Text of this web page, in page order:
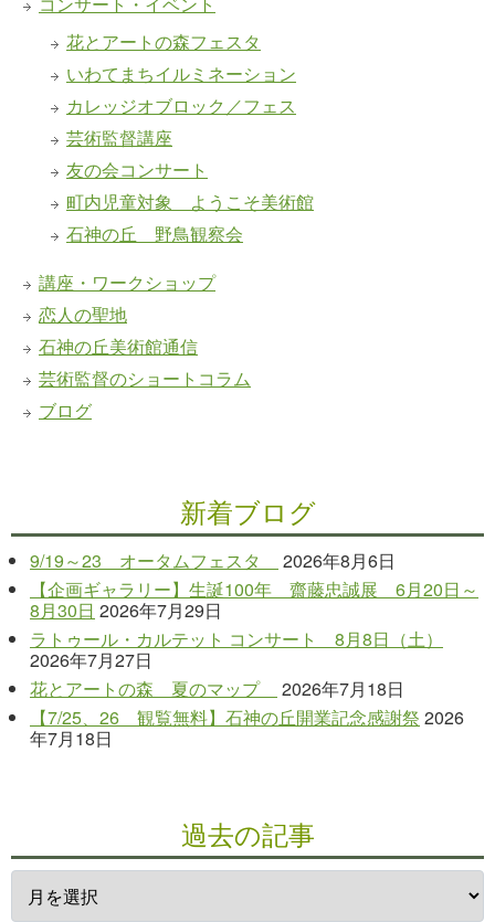
花とアートの森フェスタ
いわてまちイルミネーション
カレッジオブロック／フェス
芸術監督講座
友の会コンサート
町内児童対象 ようこそ美術館
石神の丘 野鳥観察会
講座・ワークショップ
恋人の聖地
石神の丘美術館通信
芸術監督のショートコラム
ブログ
新着ブログ
9/19～23 オータムフェスタ
2026年8月6日
【企画ギャラリー】生誕100年 齋藤忠誠展 6月20日～
8月30日 2026年7月29日
ラトゥール・カルテット コンサート 8月8日（土）
2026年7月27日
花とアートの森 夏のマップ
2026年7月18日
【7/25、26 観覧無料】石神の丘開業記念感謝祭 2026
年7月18日
過去の記事